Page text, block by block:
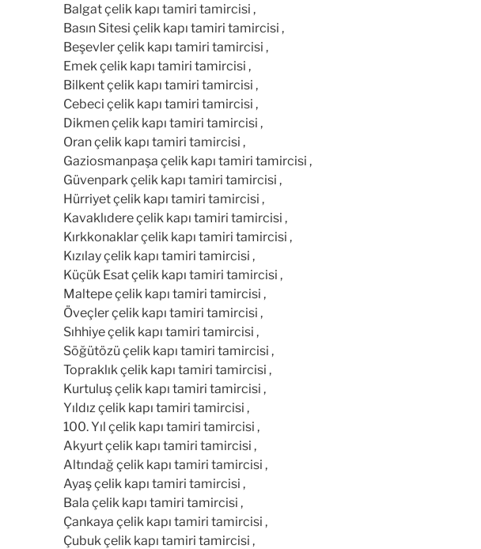
Balgat çelik kapı tamiri tamircisi ,
Basın Sitesi çelik kapı tamiri tamircisi ,
Beşevler çelik kapı tamiri tamircisi ,
Emek çelik kapı tamiri tamircisi ,
Bilkent çelik kapı tamiri tamircisi ,
Cebeci çelik kapı tamiri tamircisi ,
Dikmen çelik kapı tamiri tamircisi ,
Oran çelik kapı tamiri tamircisi ,
Gaziosmanpaşa çelik kapı tamiri tamircisi ,
Güvenpark çelik kapı tamiri tamircisi ,
Hürriyet çelik kapı tamiri tamircisi ,
Kavaklıdere çelik kapı tamiri tamircisi ,
Kırkkonaklar çelik kapı tamiri tamircisi ,
Kızılay çelik kapı tamiri tamircisi ,
Küçük Esat çelik kapı tamiri tamircisi ,
Maltepe çelik kapı tamiri tamircisi ,
Öveçler çelik kapı tamiri tamircisi ,
Sıhhiye çelik kapı tamiri tamircisi ,
Söğütözü çelik kapı tamiri tamircisi ,
Topraklık çelik kapı tamiri tamircisi ,
Kurtuluş çelik kapı tamiri tamircisi ,
Yıldız çelik kapı tamiri tamircisi ,
100. Yıl çelik kapı tamiri tamircisi ,
Akyurt çelik kapı tamiri tamircisi ,
Altındağ çelik kapı tamiri tamircisi ,
Ayaş çelik kapı tamiri tamircisi ,
Bala çelik kapı tamiri tamircisi ,
Çankaya çelik kapı tamiri tamircisi ,
Çubuk çelik kapı tamiri tamircisi ,